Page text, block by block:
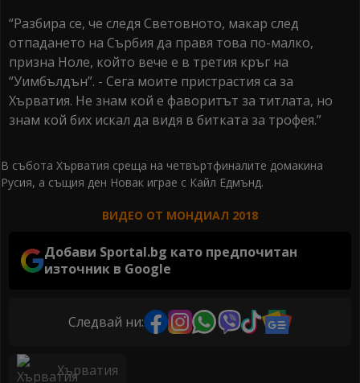
“Разбира се, че следя Световното, макар след
отпадането на Сърбия да правя това по-малко,
призна Ноле, който вече е в третия кръг на
“Уимбълдън”. - Сега моите пристрастия са за
Хърватия. Не знам кой е фаворитът за титлата, но
знам кой бих искал да видя в битката за трофея.”
В събота Хърватия среща на четвъртфиналите домакина
Русия, а същия ден Новак играе с Кайл Едмънд.
ВИДЕО ОТ МОНДИАЛ 2018
Добави Sportal.bg като предпочитан
източник в Google
Следвай ни:
Хърватия